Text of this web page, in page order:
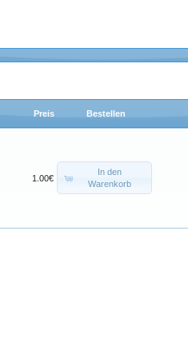
Preis Bestellen
1.00€
In den
Warenkorb